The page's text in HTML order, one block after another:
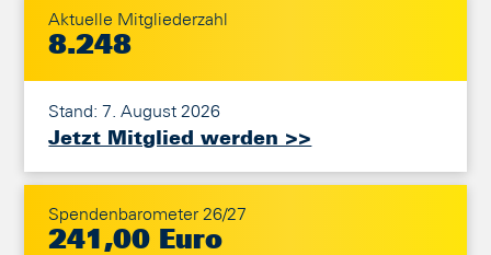
Aktuelle Mitgliederzahl
8.248
Stand: 7. August 2026
Jetzt Mitglied werden >>
Spendenbarometer 26/27
241,00 Euro